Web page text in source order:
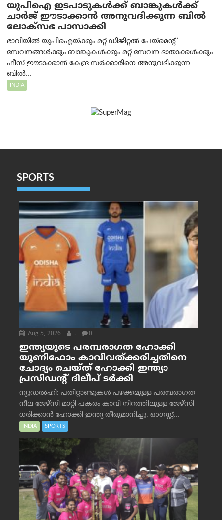
യുപിഐ ഇടപാടുകൾക്ക് ബാങ്കുകൾക്ക്
ചാർജ് ഈടാക്കാൻ അനുവദിക്കുന്ന ബിൽ
ലോക്‌സഭ പാസാക്കി
ഭാവിയിൽ യുപിഐയ്ക്കും മറ്റ് ഡിജിറ്റൽ പേയ്‌മെന്റ്
സേവനങ്ങൾക്കും ബാങ്കുകൾക്കും മറ്റ് സേവന ദാതാക്കൾക്കും
ഫീസ് ഈടാക്കാൻ കേന്ദ്ര സർക്കാരിനെ അനുവദിക്കുന്ന
ബിൽ...
INDIA
SPORTS
Aug 5, 2026 . 0
ഇന്ത്യയുടെ പരമ്പരാഗത ഹോക്കി
യൂണിഫോം കാവിവത്ക്കരിച്ചതിനെ
ചോദ്യം ചെയ്ത് ഹോക്കി ഇന്ത്യാ
പ്രസിഡന്റ് ദിലീപ് ടര്‍ക്കി
ന്യൂഡൽഹി: പതിറ്റാണ്ടുകൾ പഴക്കമുള്ള പരമ്പരാഗത
നീല ജേഴ്‌സി മാറ്റി പകരം കാവി നിറത്തിലുള്ള ജേഴ്‌സി
ധരിക്കാൻ ഹോക്കി ഇന്ത്യ തീരുമാനിച്ചു. ഓഗസ്റ്റ്...
INDIA SPORTS